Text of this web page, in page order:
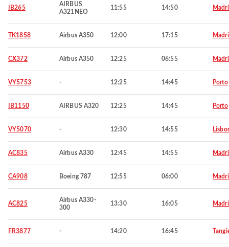
IB265
AIRBUS
A321NEO
11:55 14:50
TK1858 Airbus A350 12:00 17:15
CX372 Airbus A350 12:25 06:55
VY5753 - 12:25 14:45 Porto
IB1150 AIRBUS A320 12:25 14:45 Porto
VY5070 - 12:30 14:55
AC835 Airbus A330 12:45 14:55
CA908 Boeing 787 12:55 06:00
AC825
Airbus A330-
300
13:30 16:05
FR3877 - 14:20 16:45